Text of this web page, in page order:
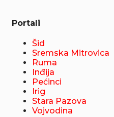
Portali
Šid
Sremska Mitrovica
Ruma
Inđija
Pećinci
Irig
Stara Pazova
Vojvodina